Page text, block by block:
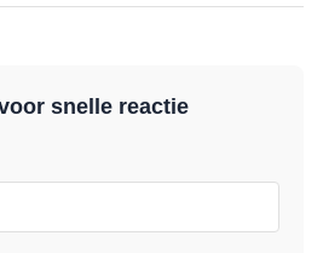
snelle reactie